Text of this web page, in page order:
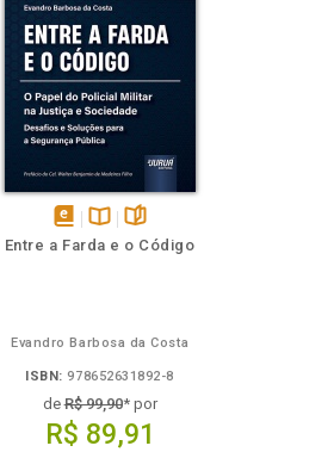
disponívelDisponível
páginas
Entre a Farda e o Código
Evandro Barbosa da Costa
ISBN: 978652631892-8
deR$ 99,90* por
R$ 89,91